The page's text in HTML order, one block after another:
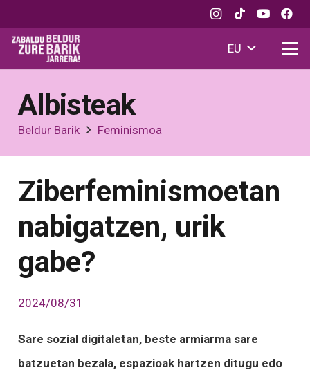
EU
Albisteak
Beldur Barik Feminismoa
Ziberfeminismoetan
nabigatzen, urik
gabe?
2024/08/31
Sare sozial digitaletan, beste armiarma sare
batzuetan bezala, espazioak hartzen ditugu edo